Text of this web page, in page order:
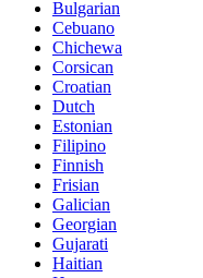
Bulgarian
Cebuano
Chichewa
Corsican
Croatian
Dutch
Estonian
Filipino
Finnish
Frisian
Galician
Georgian
Gujarati
Haitian